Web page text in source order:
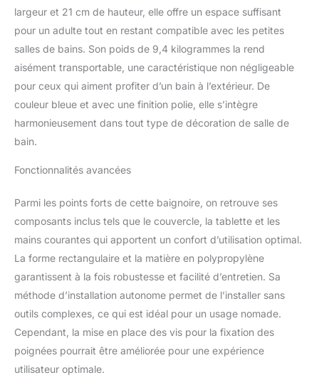
de qualité supérieure,
robuste et inodore. La
baignoire a des bords
lisses et est agréable au
vous aimez l'utiliser. Le
pédalier offre un maintien
stable pour plus de
bain de sauna/beauté,
baignoire avec un
couvercle de baignoire.
La housse améliore
l'isolation thermique et
la vapeur d'eau pour
obtenir un meilleur bain
de sauna. Elle peut
également être utilisée
largeur et 21 cm de hauteur, elle offre un espace suffisant
pour un adulte tout en restant compatible avec les petites
salles de bains. Son poids de 9,4 kilogrammes la rend
aisément transportable, une caractéristique non négligeable
pour ceux qui aiment profiter d’un bain à l’extérieur. De
couleur bleue et avec une finition polie, elle s’intègre
harmonieusement dans tout type de décoration de salle de
bain.
Fonctionnalités avancées
Parmi les points forts de cette baignoire, on retrouve ses
composants inclus tels que le couvercle, la tablette et les
mains courantes qui apportent un confort d’utilisation optimal.
La forme rectangulaire et la matière en polypropylène
garantissent à la fois robustesse et facilité d’entretien. Sa
méthode d’installation autonome permet de l’installer sans
outils complexes, ce qui est idéal pour un usage nomade.
Cependant, la mise en place des vis pour la fixation des
poignées pourrait être améliorée pour une expérience
utilisateur optimale.